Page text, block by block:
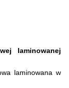
laminowana w